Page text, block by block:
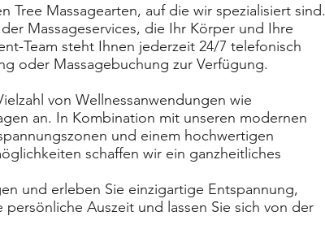
Tree Massagearten, auf die wir spezialisiert sind.
Massageservices, die Ihr Körper und Ihre
Team steht Ihnen jederzeit 24/7 telefonisch
oder Massagebuchung zur Verfügung.
von Wellnessanwendungen wie
an. In Kombination mit unseren modernen
und einem hochwertigen
schaffen wir ein ganzheitliches
und erleben Sie einzigartige Entspannung,
Auszeit und lassen Sie sich von der